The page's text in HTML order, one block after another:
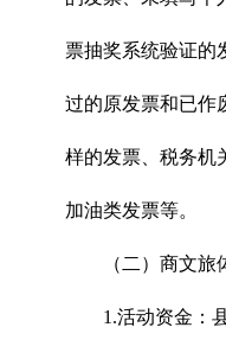
票抽奖系统验证的
过的原发票和已作
样的发票、税务机
加油类发票等。
（二）商文
1.活动资金：